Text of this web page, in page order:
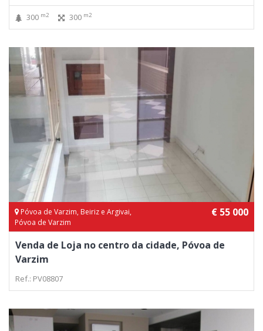
300 m2 300 m2
Póvoa de Varzim, Beiriz e Argivai,
Póvoa de Varzim
€ 55 000
Venda de Loja no centro da cidade, Póvoa de
Varzim
Ref.: PV08807